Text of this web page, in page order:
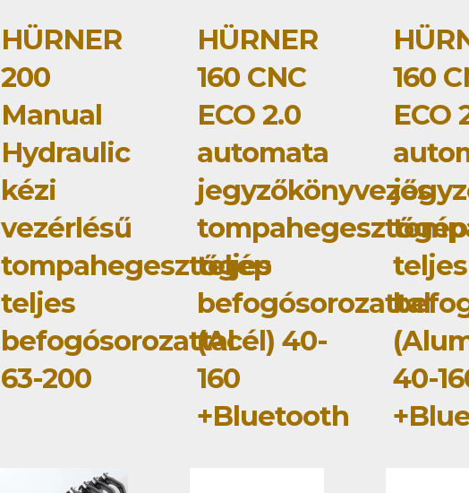
HÜRNER
200
Manual
Hydraulic
kézi
vezérlésű
tompahegesztőgép
teljes
befogósorozattal
63-200
HÜRNER
160 CNC
ECO 2.0
automata
jegyzőkönyvezős
tompahegesztőgép
teljes
befogósorozattal
(Acél) 40-
160
+Bluetooth
160
ECO
teljes
40-